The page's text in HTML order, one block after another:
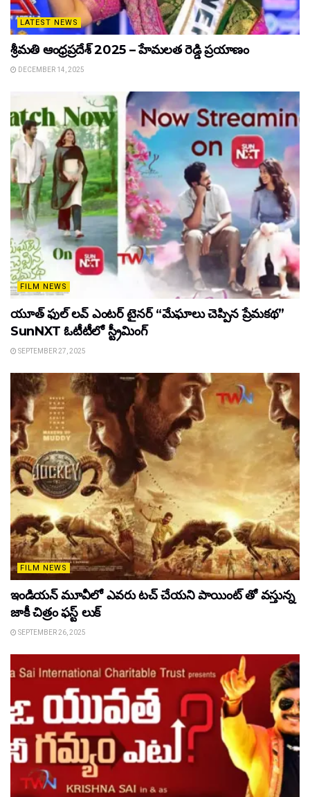
LATEST NEWS
శ్రీమతి ఆంధ్రప్రదేశ్ 2025 – హేమలత రెడ్డి ప్రయాణం
DECEMBER 14, 2025
FILM NEWS
యూత్ ఫుల్ లవ్ ఎంటర్ టైనర్ “మేఘాలు చెప్పిన ప్రేమకథ”
SunNXT ఓటీటీలో స్ట్రీమింగ్
SEPTEMBER 27, 2025
FILM NEWS
ఇండియన్ మూవీలో ఎవరు టచ్ చేయని పాయింట్ తో వస్తున్న
జాకీ చిత్రం ఫస్ట్ లుక్
SEPTEMBER 26, 2025